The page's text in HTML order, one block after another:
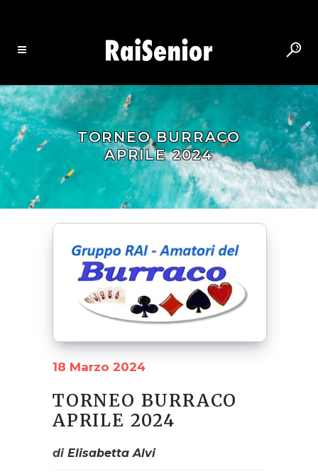
TORNEO BURRACO
APRILE 2024
18 Marzo 2024
TORNEO BURRACO
APRILE 2024
diElisabetta Alvi